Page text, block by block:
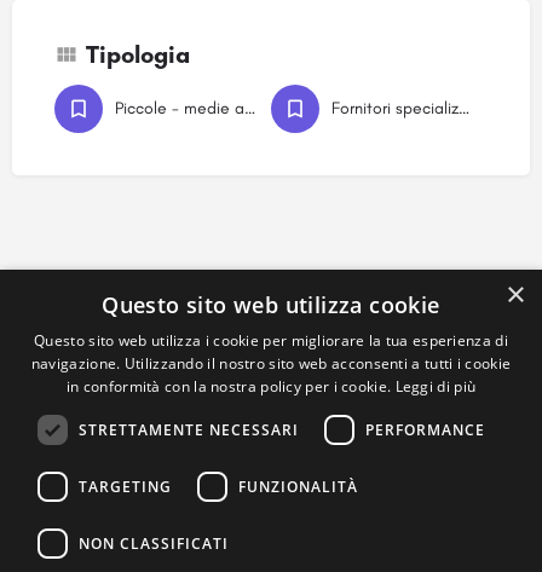
Tipologia
Piccole - medie aziende produttrici Fornitori specializzati
×
Questo sito web utilizza cookie
Questo sito web utilizza i cookie per migliorare la tua esperienza di
navigazione. Utilizzando il nostro sito web acconsenti a tutti i cookie
in conformità con la nostra policy per i cookie. Leggi di più
STRETTAMENTE NECESSARI PERFORMANCE
TARGETING FUNZIONALITÀ
NON CLASSIFICATI